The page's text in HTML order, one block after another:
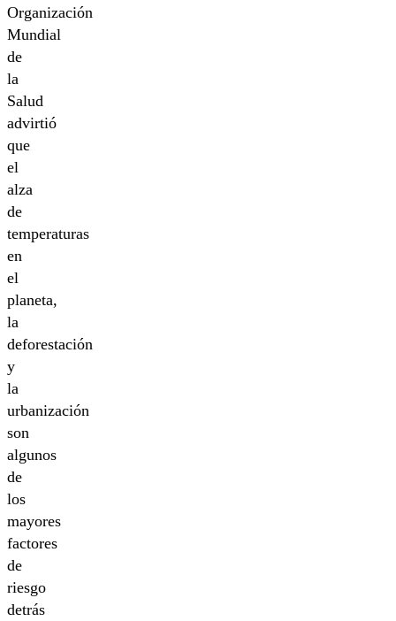
Organización
Mundial
de
la
Salud
advirtió
que
el
alza
de
temperaturas
en
el
planeta,
la
deforestación
y
la
urbanización
son
algunos
de
los
mayores
factores
de
riesgo
detrás